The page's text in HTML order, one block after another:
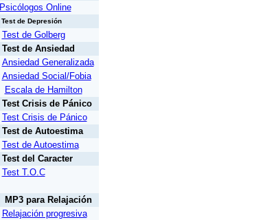
Psicólogos Online
Test de Depresión
Test de Golberg
Test de Ansiedad
Ansiedad Generalizada
Ansiedad Social/Fobia
Escala de Hamilton
Test Crisis de Pánico
Test Crisis de Pánico
Test de Autoestima
Test de Autoestima
Test del Caracter
Test T.O.C
MP3 para Relajación
Relajación progresiva